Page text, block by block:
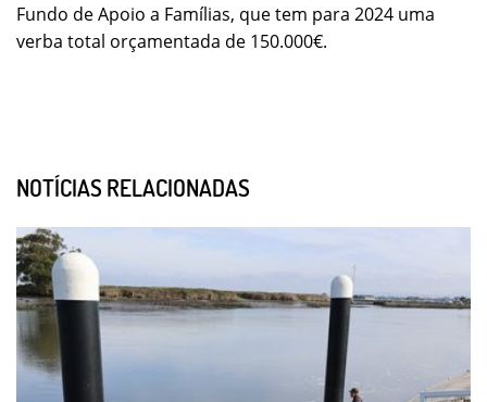
Fundo de Apoio a Famílias, que tem para 2024 uma
verba total orçamentada de 150.000€.
NOTÍCIAS RELACIONADAS